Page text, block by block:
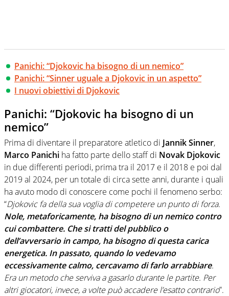
Panichi: “Djokovic ha bisogno di un nemico”
Panichi: “Sinner uguale a Djokovic in un aspetto”
I nuovi obiettivi di Djokovic
Panichi: “Djokovic ha bisogno di un
nemico”
Prima di diventare il preparatore atletico di JannikSinner,
Marco Panichi ha fatto parte dello staff di Novak Djokovic
in due differenti periodi, prima tra il 2017 e il 2018 e poi dal
2019 al 2024, per un totale di circa sette anni, durante i quali
ha avuto modo di conoscere come pochi il fenomeno serbo:
“Djokovic fa della sua voglia di competere un punto di forza.
Nole, metaforicamente, ha bisogno di un nemico contro
cui combattere. Che si tratti del pubblico o
dell’avversario in campo, ha bisogno di questa carica
energetica. In passato, quando lo vedevamo
eccessivamente calmo, cercavamo di farlo arrabbiare.
Era un metodo che serviva a gasarlo durante le partite. Per
altri giocatori, invece, a volte può accadere l’esatto contrario”.